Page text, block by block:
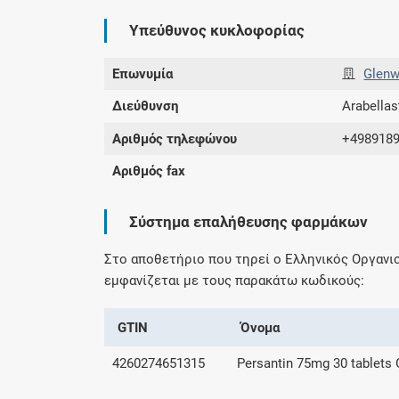
Υπεύθυνος κυκλοφορίας
Επωνυμία
Διεύθυνση
Αριθμός τηλεφώνου
Αριθμός fax
Σύστημα επαλήθευσης φαρμάκων
Στο αποθετήριο που τηρεί ο Ελληνικός
εμφανίζεται με τους παρακάτω κωδικούς:
GTIN Όνομα
4260274651315 Persantin 75mg 30 tablets